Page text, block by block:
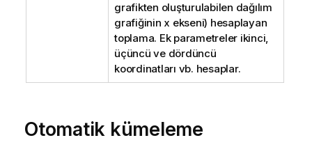
grafikten oluşturulabilen dağılım
grafiğinin x ekseni) hesaplayan
toplama. Ek parametreler ikinci,
üçüncü ve dördüncü
koordinatları vb. hesaplar.
Otomatik kümeleme